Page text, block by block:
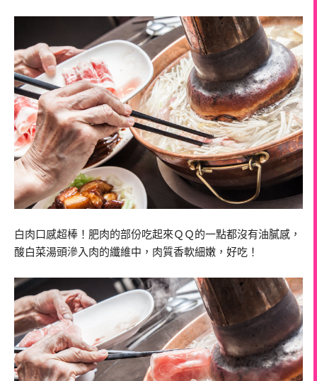
白肉口感超棒！肥肉的部份吃起來ＱＱ的一點都沒有油膩感，
酸白菜湯頭滲入肉的纖維中，肉質香軟細嫩，好吃！